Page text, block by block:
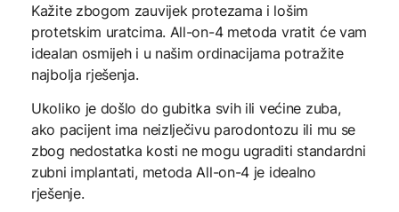
Kažite zbogom zauvijek protezama i lošim
protetskim uratcima. All-on-4 metoda vratit će vam
idealan osmijeh i u našim ordinacijama potražite
najbolja rješenja.
Ukoliko je došlo do gubitka svih ili većine zuba,
ako pacijent ima neizlječivu parodontozu ili mu se
zbog nedostatka kosti ne mogu ugraditi standardni
zubni implantati, metoda All-on-4 je idealno
rješenje.